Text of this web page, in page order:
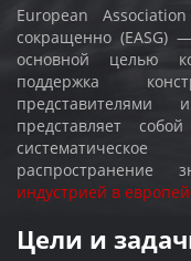
European
сокращенно (EASG)
основной целью
поддержка
представителями
представляет
индустрией в
Цели и